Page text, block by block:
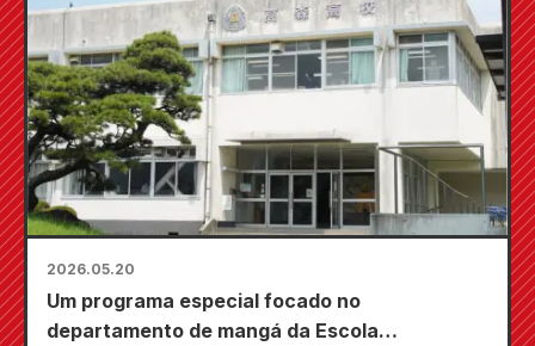
2026.05.20
Um programa especial focado no
departamento de mangá da Escola